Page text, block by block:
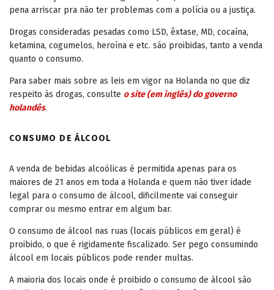
pena arriscar pra não ter problemas com a polícia ou a justiça.
Drogas consideradas pesadas como LSD, êxtase, MD, cocaína,
ketamina, cogumelos, heroína e etc. são proibidas, tanto a venda
quanto o consumo.
Para saber mais sobre as leis em vigor na Holanda no que diz
respeito às drogas, consulte o site (em inglês) do governo
holandês.
CONSUMO DE ÁLCOOL
A venda de bebidas alcoólicas é permitida apenas para os
maiores de 21 anos em toda a Holanda e quem não tiver idade
legal para o consumo de álcool, dificilmente vai conseguir
comprar ou mesmo entrar em algum bar.
O consumo de álcool nas ruas (locais públicos em geral) é
proibido, o que é rigidamente fiscalizado. Ser pego consumindo
álcool em locais públicos pode render multas.
A maioria dos locais onde é proibido o consumo de álcool são